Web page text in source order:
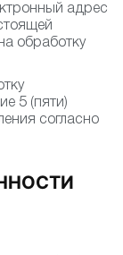
адрес
обработку
5 (пяти)
согласно